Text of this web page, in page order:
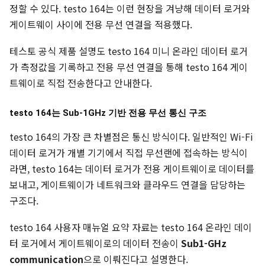
정할 수 있다. testo 164는 이런 현장을 겨냥해 데이터 로거와
게이트웨이 사이에 전용 무선 연결을 적용했다.
테스토 공식 제품 설명도 testo 164 미니 온라인 데이터 로거
가 측정값을 기록하고 전용 무선 연결을 통해 testo 164 게이
트웨이로 직접 전송한다고 안내한다.
testo 164는 Sub-1GHz 기반 전용 무선 통신 구조
testo 164의 가장 큰 차별점은 통신 방식이다. 일반적인 Wi-Fi
데이터 로거가 개별 기기에서 직접 무선랜에 접속하는 방식이
라면, testo 164는 데이터 로거가 전용 게이트웨이로 데이터를
보내고, 게이트웨이가 네트워크와 클라우드 연결을 담당하는
구조다.
testo 164 사용자 매뉴얼 요약 자료는 testo 164 온라인 데이
터 로거에서 게이트웨이로의 데이터 전송이 Sub1-GHz
communication으로 이뤄진다고 설명한다.